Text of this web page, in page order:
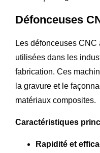
Défonceuses
Les défonceuses
utilisées dans les
fabrication. Ces
la gravure et le
matériaux composites.
Caractéristiques
Rapidité et